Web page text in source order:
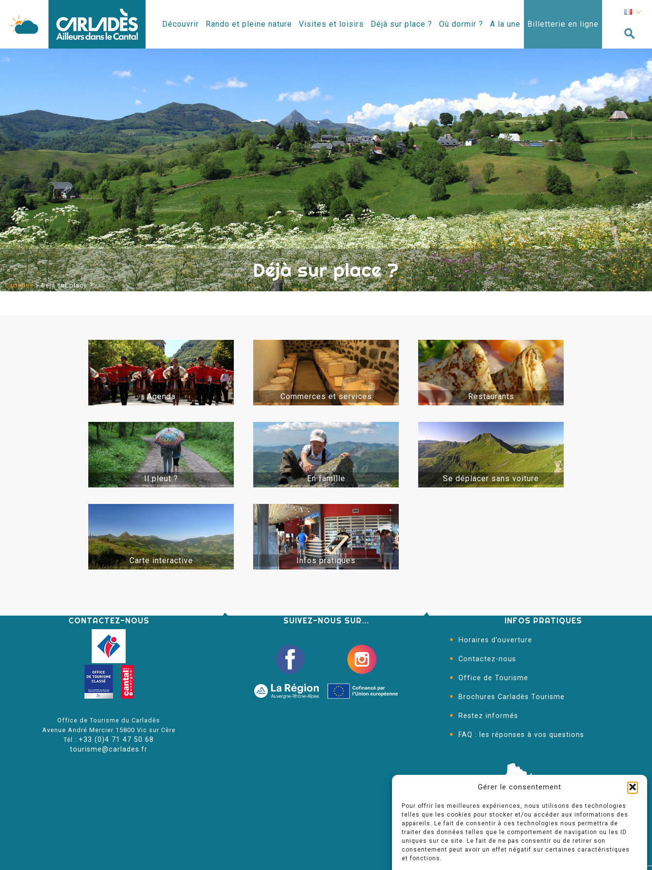
Gérer le consentement
Pour offrir les meilleures expériences, nous utilisons des technologies
telles que les cookies pour stocker et/ou accéder aux informations des
appareils. Le fait de consentir à ces technologies nous permettra de
traiter des données telles que le comportement de navigation ou les ID
uniques sur ce site. Le fait de ne pas consentir ou de retirer son
consentement peut avoir un effet négatif sur certaines caractéristiques
et fonctions.
Découvrir Rando et pleine nature Visites et loisirs Déjà sur place ? Où dormir ? A la une Billetterie en ligne
Déjà sur place ?
Carlades>Déjà sur place ?
Agenda Commerces et services Restaurants
Il pleut ? En famille Se déplacer sans voiture
Carte interactive Infos pratiques
CONTACTEZ-NOUS
Office de Tourisme du Carladès
Avenue André Mercier 15800 Vic sur Cère
Tél : +33 (0)4 71 47 50 68
tourisme@carlades.fr
SUIVEZ-NOUS SUR... INFOS PRATIQUES
Horaires d’ouverture
Contactez-nous
Office de Tourisme
Brochures Carladès Tourisme
Restez informés
FAQ : les réponses à vos questions